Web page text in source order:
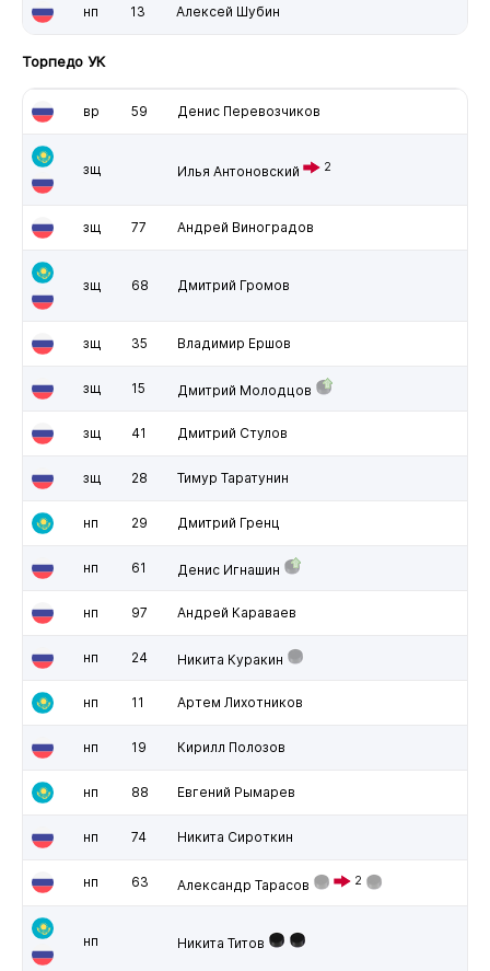
нп 13 Алексей Шубин
Торпедо УК
вр 59 Денис Перевозчиков
зщ Илья Антоновский 2
зщ 77 Андрей Виноградов
зщ 68 Дмитрий Громов
зщ 35 Владимир Ершов
зщ 15 Дмитрий Молодцов
зщ 41 Дмитрий Стулов
зщ 28 Тимур Таратунин
нп 29 Дмитрий Гренц
нп 61 Денис Игнашин
нп 97 Андрей Караваев
нп 24 Никита Куракин
нп 11 Артем Лихотников
нп 19 Кирилл Полозов
нп 88 Евгений Рымарев
нп 74 Никита Сироткин
нп 63 Александр Тарасов 2
нп Никита Титов